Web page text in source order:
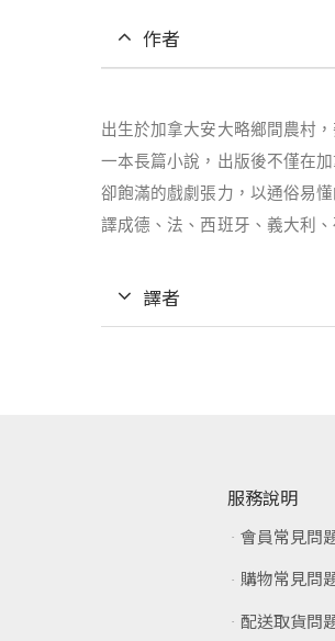
作者
出生於加拿大安大略鄉間農村
一本長篇小說 ，出版後不僅在
卻飽滿的戲劇張力，以通俗易
譯成德、法、西班牙、義大利
譯者
服務說明
會員常見問
購物常見問
配送取貨問